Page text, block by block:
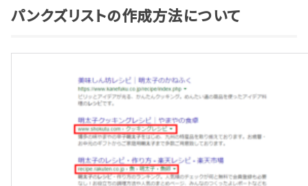
パンクズリストの作成方法について